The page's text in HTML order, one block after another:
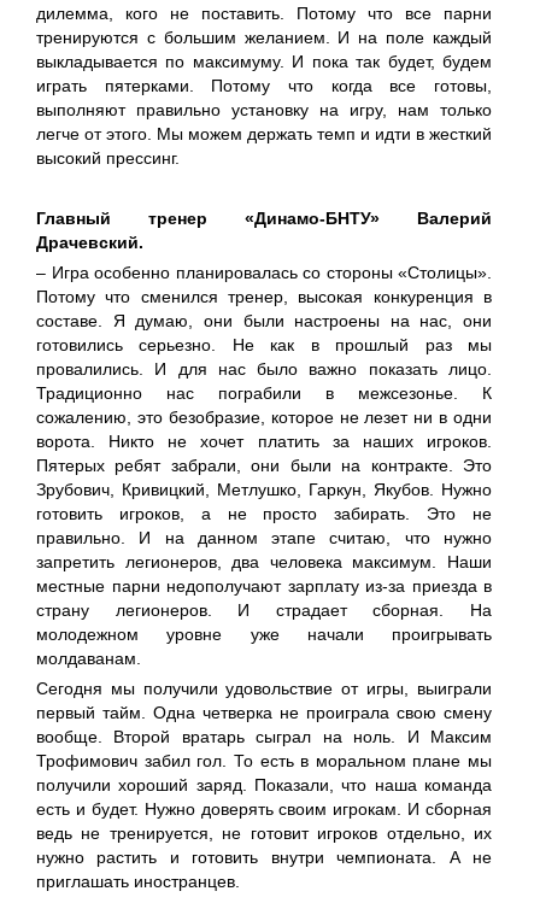
дилемма, кого не поставить. Потому что все парни
тренируются с большим желанием. И на поле каждый
выкладывается по максимуму. И пока так будет, будем
играть пятерками. Потому что когда все готовы,
выполняют правильно установку на игру, нам только
легче от этого. Мы можем держать темп и идти в жесткий
высокий прессинг.
Главный тренер «Динамо-БНТУ» Валерий
Драчевский.
– Игра особенно планировалась со стороны «Столицы».
Потому что сменился тренер, высокая конкуренция в
составе. Я думаю, они были настроены на нас, они
готовились серьезно. Не как в прошлый раз мы
провалились. И для нас было важно показать лицо.
Традиционно нас пограбили в межсезонье. К
сожалению, это безобразие, которое не лезет ни в одни
ворота. Никто не хочет платить за наших игроков.
Пятерых ребят забрали, они были на контракте. Это
Зрубович, Кривицкий, Метлушко, Гаркун, Якубов. Нужно
готовить игроков, а не просто забирать. Это не
правильно. И на данном этапе считаю, что нужно
запретить легионеров, два человека максимум. Наши
местные парни недополучают зарплату из-за приезда в
страну легионеров. И страдает сборная. На
молодежном уровне уже начали проигрывать
молдаванам.
Сегодня мы получили удовольствие от игры, выиграли
первый тайм. Одна четверка не проиграла свою смену
вообще. Второй вратарь сыграл на ноль. И Максим
Трофимович забил гол. То есть в моральном плане мы
получили хороший заряд. Показали, что наша команда
есть и будет. Нужно доверять своим игрокам. И сборная
ведь не тренируется, не готовит игроков отдельно, их
нужно растить и готовить внутри чемпионата. А не
приглашать иностранцев.